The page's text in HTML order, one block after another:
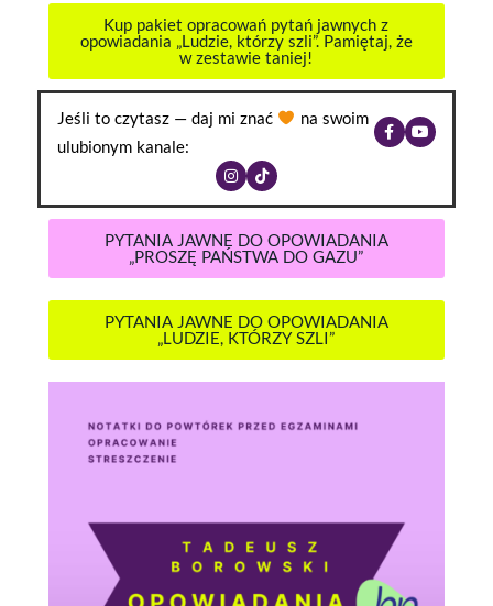
Kup pakiet opracowań pytań jawnych z
opowiadania „Ludzie, którzy szli”. Pamiętaj, że
w zestawie taniej!
Jeśli to czytasz — daj mi znać
na swoim
ulubionym kanale:
PYTANIA JAWNE DO OPOWIADANIA
„PROSZĘ PAŃSTWA DO GAZU”
PYTANIA JAWNE DO OPOWIADANIA
„LUDZIE, KTÓRZY SZLI”